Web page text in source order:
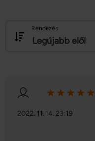
Legújabb elől
Rendezés
2022. 11. 14. 23:19